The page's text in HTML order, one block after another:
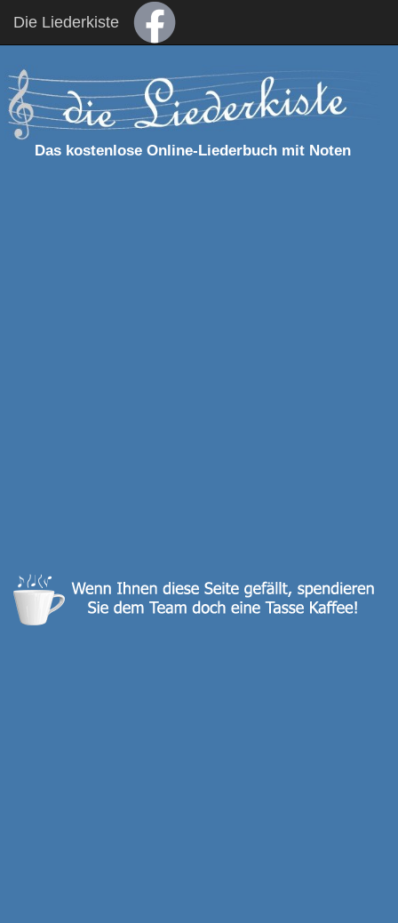
Die Liederkiste
Das kostenlose Online-Liederbuch mit Noten